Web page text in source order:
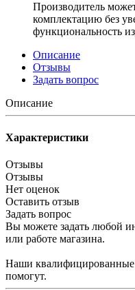
Производитель
комплектацию без
функциональность
Описание
Отзывы
Задать вопрос
Описание
Характеристики
Отзывы
Отзывы
Нет оценок
Оставить отзыв
Задать вопрос
Вы можете задать любой
или работе магазина.
Наши квалифицированные
помогут.